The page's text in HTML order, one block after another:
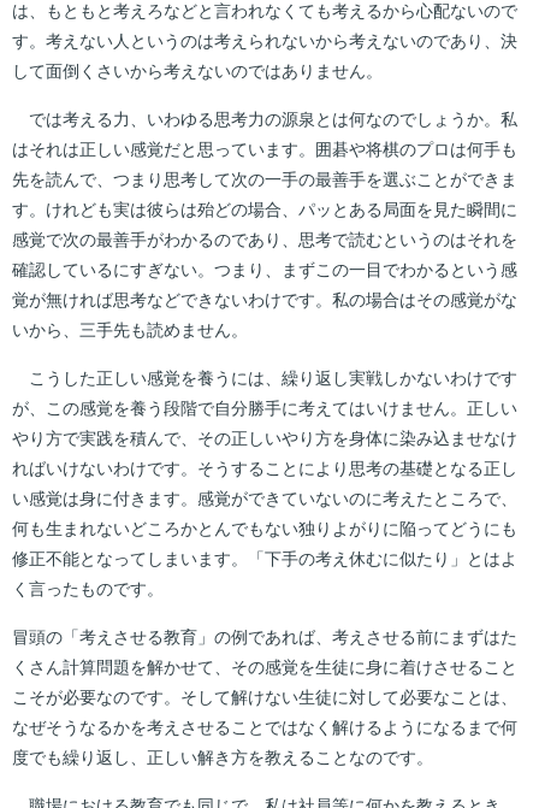
は、もともと考えろなどと言われなくても考えるから心配ないので
す。考えない人というのは考えられないから考えないのであり、決
して面倒くさいから考えないのではありません。
では考える力、いわゆる思考力の源泉とは何なのでしょうか。私
はそれは正しい感覚だと思っています。囲碁や将棋のプロは何手も
先を読んで、つまり思考して次の一手の最善手を選ぶことができま
す。けれども実は彼らは殆どの場合、パッとある局面を見た瞬間に
感覚で次の最善手がわかるのであり、思考で読むというのはそれを
確認しているにすぎない。つまり、まずこの一目でわかるという感
覚が無ければ思考などできないわけです。私の場合はその感覚がな
いから、三手先も読めません。
こうした正しい感覚を養うには、繰り返し実戦しかないわけです
が、この感覚を養う段階で自分勝手に考えてはいけません。正しい
やり方で実践を積んで、その正しいやり方を身体に染み込ませなけ
ればいけないわけです。そうすることにより思考の基礎となる正し
い感覚は身に付きます。感覚ができていないのに考えたところで、
何も生まれないどころかとんでもない独りよがりに陥ってどうにも
修正不能となってしまいます。「下手の考え休むに似たり」とはよ
く言ったものです。
冒頭の「考えさせる教育」の例であれば、考えさせる前にまずはた
くさん計算問題を解かせて、その感覚を生徒に身に着けさせること
こそが必要なのです。そして解けない生徒に対して必要なことは、
なぜそうなるかを考えさせることではなく解けるようになるまで何
度でも繰り返し、正しい解き方を教えることなのです。